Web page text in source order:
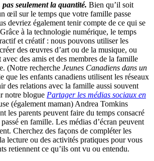
seulement la quantité. Bien qu’il soit
œil sur le temps que votre famille passe
devriez également tenir compte de ce qui se
à la technologie numérique, le temps
et créatif : nous pouvons utiliser les
des œuvres d’art ou de la musique, ou
des amis et des membres de la famille
(Notre recherche Jeunes Canadiens dans un
que les enfants canadiens utilisent les réseaux
des relations avec la famille aussi souvent
notre blogue Partager les médias sociaux en
(également maman) Andrea Tomkins
les parents peuvent faire du temps consacré
en famille. Les médias d’écran peuvent
Cherchez des façons de compléter les
lecture ou des activités pratiques pour vous
retiennent ce qu’ils ont vu ou entendu.